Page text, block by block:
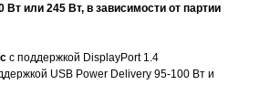
Вт или 245 Вт, в зависимости от партии
с поддержкой DisplayPort 1.4
USB Power Delivery 95-100 Вт и